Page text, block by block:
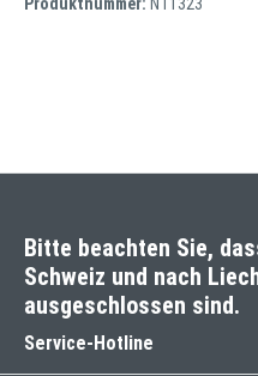
Bitte beachten Sie,
Schweiz und nach
ausgeschlossen sind.
Service-Hotline